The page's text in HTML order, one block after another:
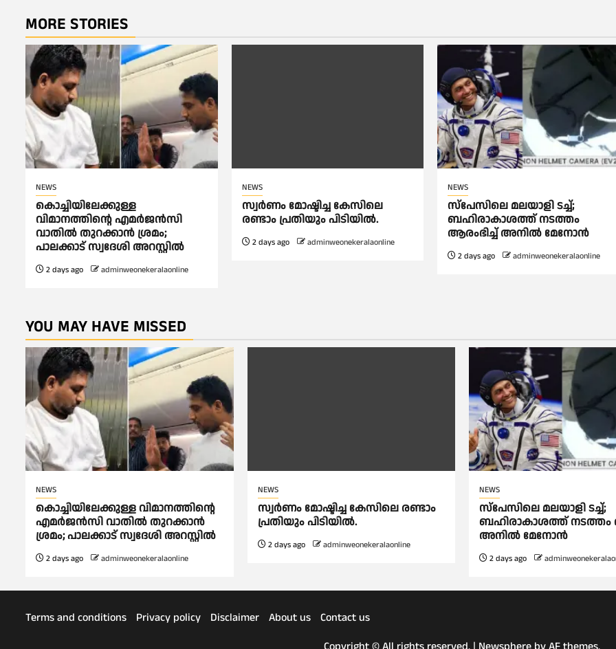
MORE STORIES
NEWS
കൊച്ചിയിലേക്കുള്ള
വിമാനത്തിൻ്റെ എമര്‍ജന്‍സി
വാതില്‍ തുറക്കാന്‍ ശ്രമം;
പാലക്കാട് സ്വദേശി അറസ്റ്റില്‍
2 days ago adminweonekeralaonline
NEWS
സ്വർണം മോഷ്ടിച്ച കേസിലെ
രണ്ടാം പ്രതിയും പിടിയിൽ.
2 days ago adminweonekeralaonline
NEWS
സ്‌പേസിലെ മലയാളി ടച്ച്;
ബഹിരാകാശത്ത് നടത്തം
ആരംഭിച്ച് അനില്‍ മേനോന്‍
2 days ago adminweonekeralaonline
YOU MAY HAVE MISSED
NEWS
കൊച്ചിയിലേക്കുള്ള വിമാനത്തിൻ്റെ
എമര്‍ജന്‍സി വാതില്‍ തുറക്കാന്‍
ശ്രമം; പാലക്കാട് സ്വദേശി അറസ്റ്റില്‍
2 days ago adminweonekeralaonline
NEWS
സ്വർണം മോഷ്ടിച്ച കേസിലെ രണ്ടാം
പ്രതിയും പിടിയിൽ.
2 days ago adminweonekeralaonline
NEWS
സ്‌പേസിലെ മലയാളി ടച്ച്;
ബഹിരാകാശത്ത് നടത്തം
അനില്‍ മേനോന്‍
2 days ago
Terms and conditions Privacy policy Disclaimer About us Contact us